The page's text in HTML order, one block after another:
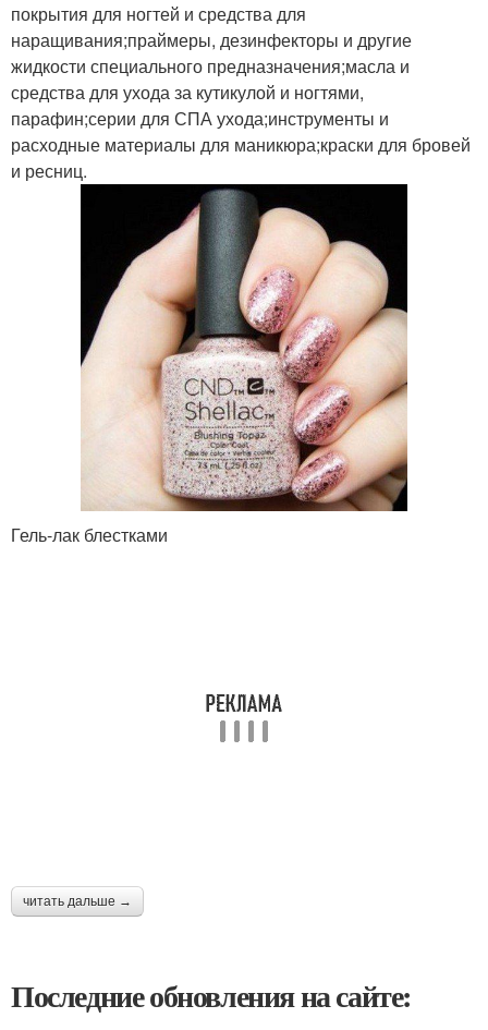
покрытия для ногтей и средства для
наращивания;праймеры, дезинфекторы и другие
жидкости специального предназначения;масла и
средства для ухода за кутикулой и ногтями,
парафин;серии для СПА ухода;инструменты и
расходные материалы для маникюра;краски для бровей
и ресниц.
Гель-лак блестками
читать дальше →
Последние обновления на сайте: